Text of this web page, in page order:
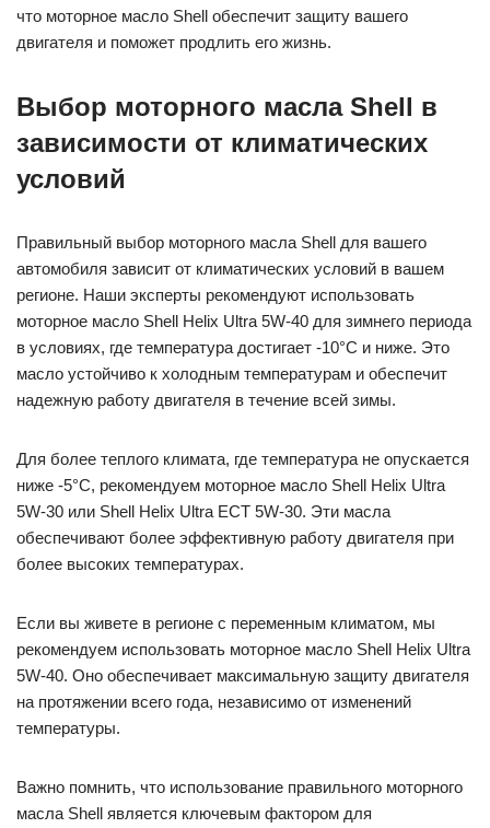
что моторное масло Shell обеспечит защиту вашего
двигателя и поможет продлить его жизнь.
Выбор моторного масла Shell в
зависимости от климатических
условий
Правильный выбор моторного масла Shell для вашего
автомобиля зависит от климатических условий в вашем
регионе. Наши эксперты рекомендуют использовать
моторное масло Shell Helix Ultra 5W-40 для зимнего периода
в условиях, где температура достигает -10°C и ниже. Это
масло устойчиво к холодным температурам и обеспечит
надежную работу двигателя в течение всей зимы.
Для более теплого климата, где температура не опускается
ниже -5°C, рекомендуем моторное масло Shell Helix Ultra
5W-30 или Shell Helix Ultra ECT 5W-30. Эти масла
обеспечивают более эффективную работу двигателя при
более высоких температурах.
Если вы живете в регионе с переменным климатом, мы
рекомендуем использовать моторное масло Shell Helix Ultra
5W-40. Оно обеспечивает максимальную защиту двигателя
на протяжении всего года, независимо от изменений
температуры.
Важно помнить, что использование правильного моторного
масла Shell является ключевым фактором для